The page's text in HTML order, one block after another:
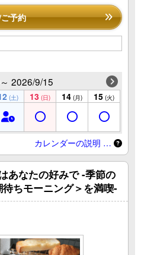
予約
2026/9/15
(土) 13 (日) 14 (月) 15 (火)
カレンダーの説明 …
あなたの好みで -季節の
ちモーニング＞を満喫-